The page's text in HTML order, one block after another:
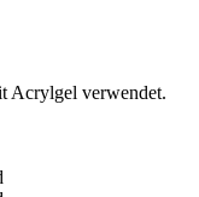
Acrylgel verwendet.